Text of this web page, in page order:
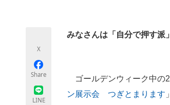
X
Share
LINE
みなさんは「自分で押す
ゴールデンウィーク中の
ン展示会 つぎとまります